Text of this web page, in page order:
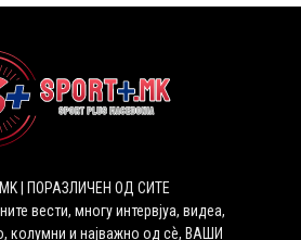
MK | ПОРАЗЛИЧЕН ОД СИТЕ
вести, многу интервјуа, видеа,
колумни и најважно од сѐ, ВАШИ